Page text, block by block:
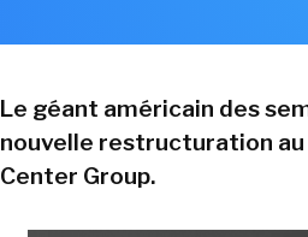
Le géant américain des
nouvelle restructuration
Center Group.